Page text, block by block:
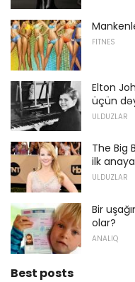
FITNES
Elton
üçün
ULDUZLAR
The Big
ilk
ULDUZLAR
Bir
olar?
ANALIQ
Best posts